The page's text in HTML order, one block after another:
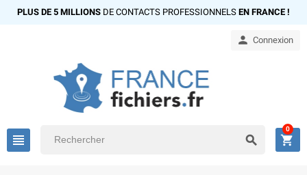
PLUS DE 5 MILLIONS DE CONTACTS PROFESSIONNELS EN FRANCE !
 Connexion
  
0